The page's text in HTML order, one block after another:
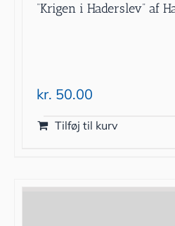
“Krigen i Haderslev” af
kr. 50.00
Tilføj til kurv